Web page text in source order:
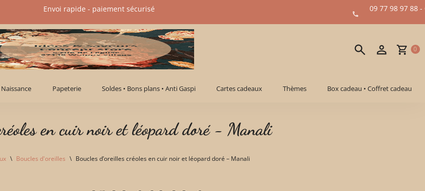
09 77 98 97 88 -
Envoi rapide - paiement sécurisé​
0
Papeterie Soldes • Bons plans • Anti Gaspi Cartes cadeaux Thèmes Box cadeau • Coffret cadeau
en cuir noir et léopard doré - Manali
\ Boucles d'oreilles \ Boucles d’oreilles créoles en cuir noir et léopard doré – Manali